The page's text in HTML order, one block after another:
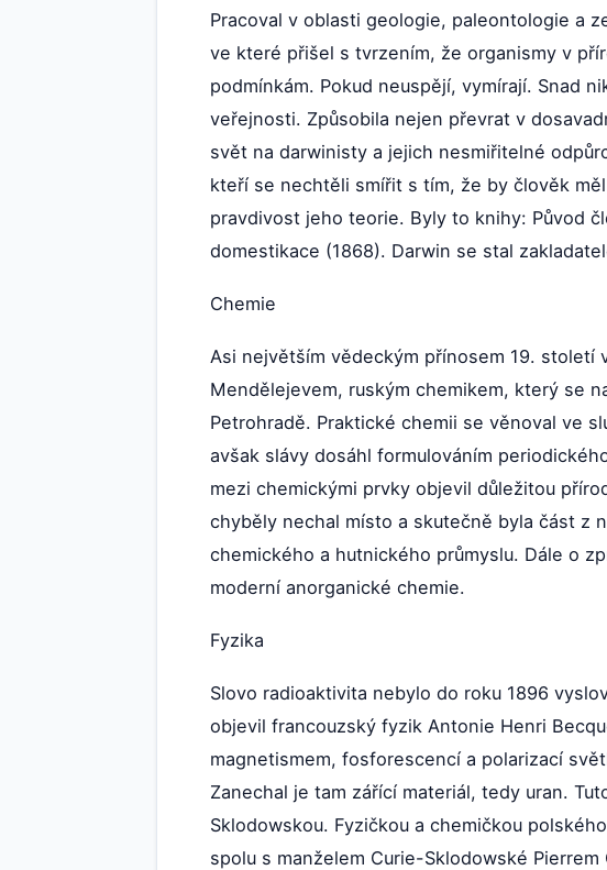
Pracoval v oblasti geologie, paleontologie a
ve které přišel s tvrzením, že organismy v
podmínkám. Pokud neuspějí, vymírají. Snad
veřejnosti. Způsobila nejen převrat v
svět na darwinisty a jejich nesmiřitelné
kteří se nechtěli smířit s tím, že by člověk
pravdivost jeho teorie. Byly to knihy: Původ
domestikace (1868). Darwin se stal
Chemie
Asi největším vědeckým přínosem 19. století
Mendělejevem, ruským chemikem, který se
Petrohradě. Praktické chemii se věnoval ve
avšak slávy dosáhl formulováním
mezi chemickými prvky objevil důležitou
chyběly nechal místo a skutečně byla část z
chemického a hutnického průmyslu. Dále o
moderní anorganické chemie.
Fyzika
Slovo radioaktivita nebylo do roku 1896
objevil francouzský fyzik Antonie Henri
magnetismem, fosforescencí a polarizací
Zanechal je tam zářící materiál, tedy uran.
Sklodowskou. Fyzičkou a chemičkou
spolu s manželem Curie-Sklodowské